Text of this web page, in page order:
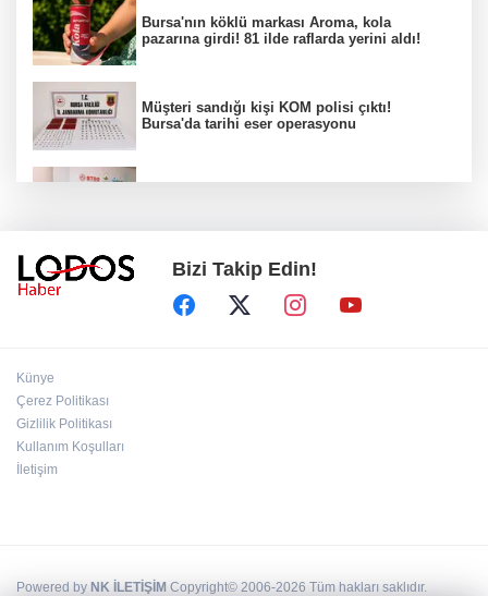
Bursa'nın köklü markası Aroma, kola
pazarına girdi! 81 ilde raflarda yerini aldı!
Müşteri sandığı kişi KOM polisi çıktı!
Bursa'da tarihi eser operasyonu
Yıldırım Belediyesi'nden uluslararası
geleceğe taşınacak!
Bizi Takip Edin!
Künye
Çerez Politikası
Gizlilik Politikası
Kullanım Koşulları
İletişim
Powered by NK İLETİŞİM Copyright© 2006-2026 Tüm hakları saklıdır.